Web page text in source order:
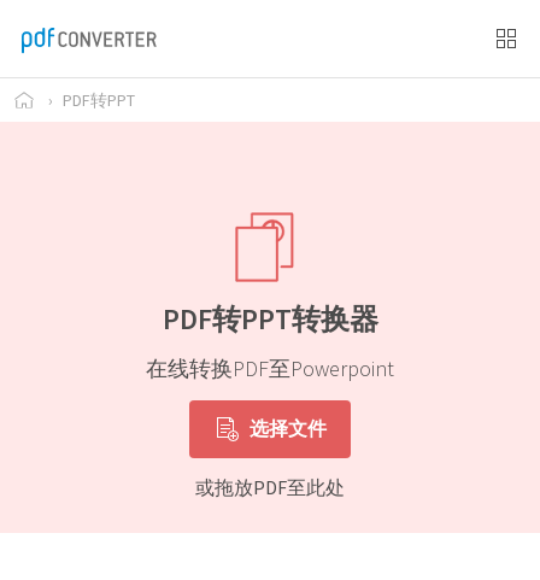
› PDF转PPT
PDF转PPT转换器
在线转换PDF至Powerpoint
选择文件
或拖放PDF至此处